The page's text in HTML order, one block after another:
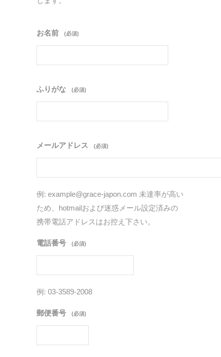
お名前 (必須)
ふりがな (必須)
メールアドレス (必須)
例: example@grace-japon.com 未達率が高い
ため、hotmailおよび迷惑メール設定済みの
携帯電話アドレスはお控え下さい。
電話番号 (必須)
例: 03-3589-2008
郵便番号 (必須)